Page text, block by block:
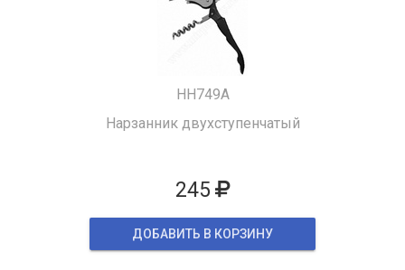
HH749A
Нарзанник двухступенчатый
245
ДОБАВИТЬ В КОРЗИНУ